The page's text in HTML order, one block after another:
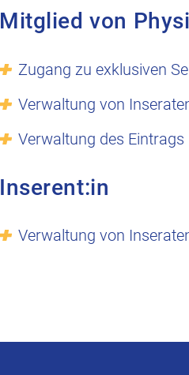
Mitglied von
Zugang zu exklusiven
Verwaltung von
Verwaltung des
Inserent:in
Verwaltung von